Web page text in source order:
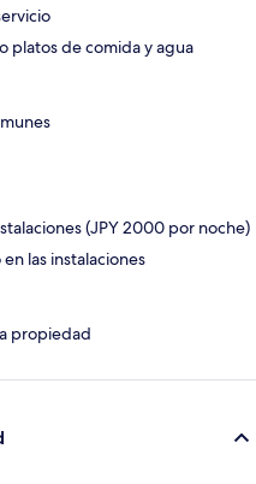
platos de comida y agua
(JPY 2000 por noche)
las instalaciones
propiedad